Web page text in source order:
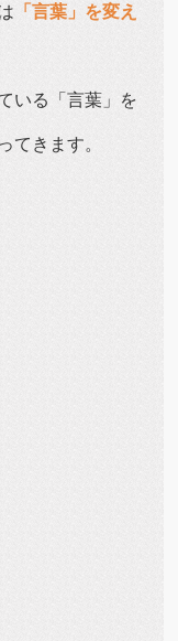
「言葉」を変え
いる「言葉」を
てきます。